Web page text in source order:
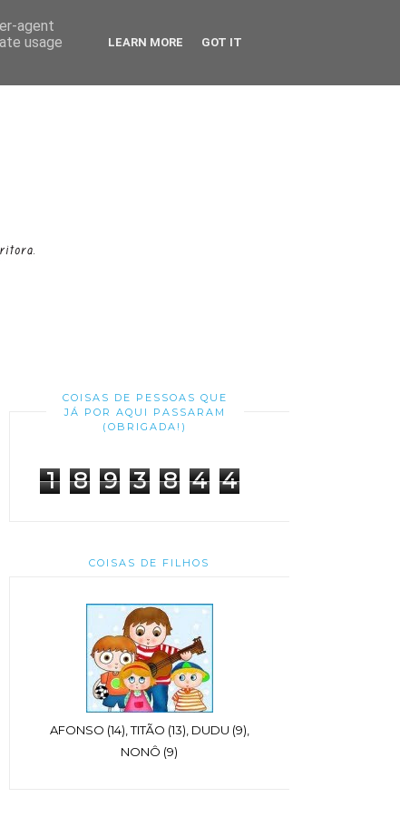
COISAS DE PESSOAS QUE
JÁ POR AQUI PASSARAM
(OBRIGADA!)
1 8 9 3 8 4 4
COISAS DE FILHOS
AFONSO (14), TITÃO (13), DUDU (9),
NONÔ (9)
agent
usage
LEARN MORE GOT IT